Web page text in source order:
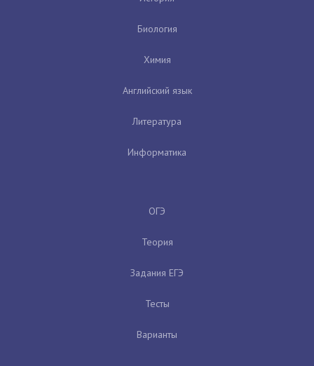
Биология
Химия
Английский язык
Литература
Информатика
ОГЭ
Теория
Задания ЕГЭ
Тесты
Варианты